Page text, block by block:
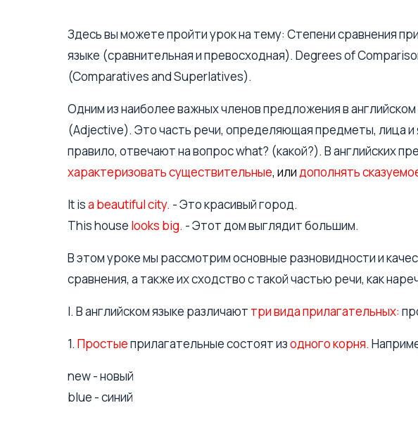
Здесь вы можете пройти урок на тему: Степени сравнения
языке (сравнительная и превосходная). Degrees of
(Comparatives and Superlatives).
Одним из наиболее важных членов предложения в английском
(Adjective). Это часть речи, определяющая предметы, лица и
правило, отвечают на вопрос what? (какой?). В английских
характеризоватьсуществительные, илидополнять
It isa beautiful city. - Это красивый город.
This house looks big. - Этот дом выглядит большим.
В этом уроке мы рассмотрим основные разновидности и
сравнения, а также их сходство с такой частью речи, как
I. В английском языке различают три вида прилагательных:
1. Простыеприлагательные состоят изодного корня.
new - новый
blue - синий